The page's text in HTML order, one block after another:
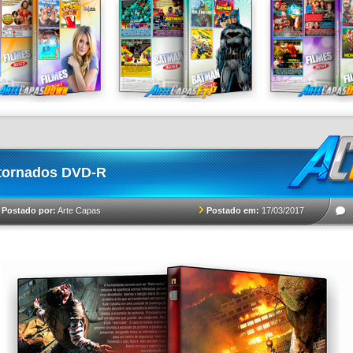
DVD-R
Postado por:Arte Capas Postado em:17/03/2017